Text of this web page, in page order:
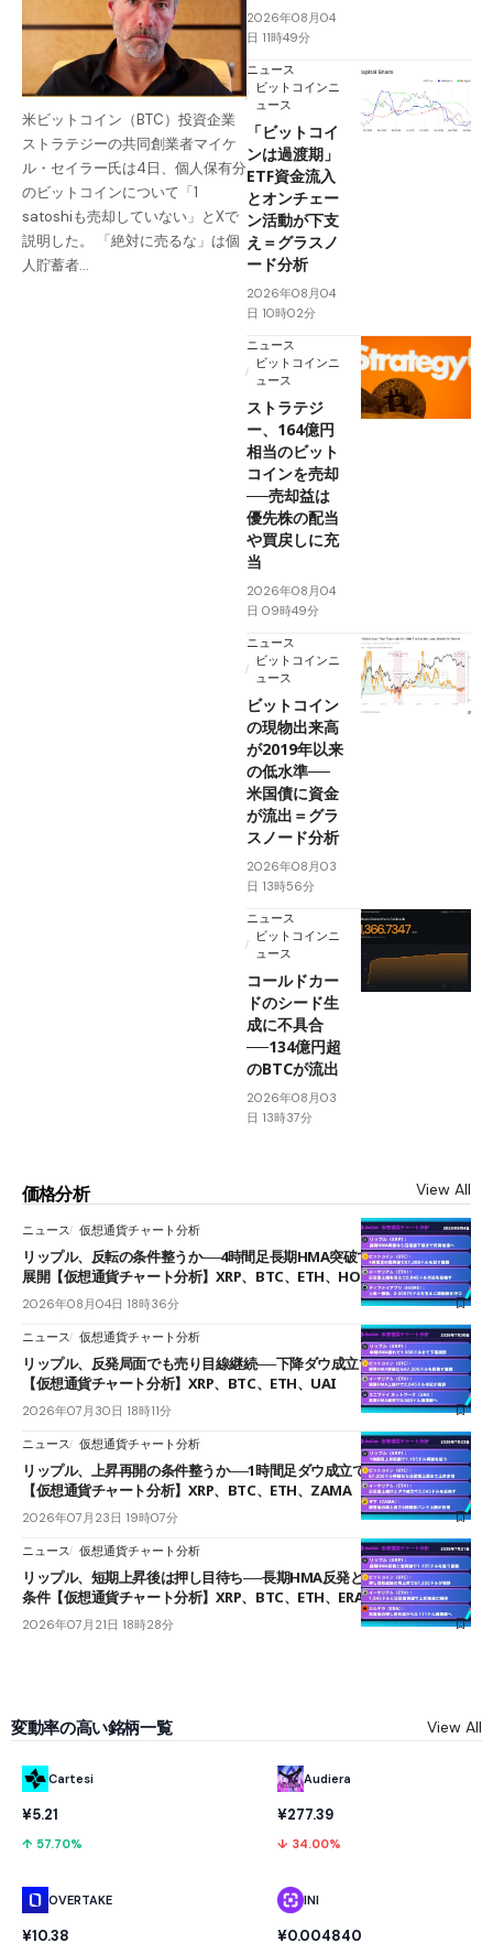
米ビットコイン（BTC）投資企業
ストラテジーの共同創業者マイケ
ル・セイラー氏は4日、個人保有分
のビットコインについて「1
satoshiも売却していない」とXで
説明した。 「絶対に売るな」は個
人貯蓄者…
2026年08月04
日 11時49分
ニュース
ビットコインニ
ュース
「ビットコイ
ンは過渡期」
ETF資金流入
とオンチェー
ン活動が下支
え＝グラスノ
ード分析
2026年08月04
日 10時02分
ニュース
ビットコインニ
ュース
ストラテジ
ー、164億円
相当のビット
コインを売却
──売却益は
優先株の配当
や買戻しに充
当
2026年08月04
日 09時49分
ニュース
ビットコインニ
ュース
ビットコイン
の現物出来高
が2019年以来
の低水準──
米国債に資金
が流出＝グラ
スノード分析
2026年08月03
日 13時56分
ニュース
ビットコインニ
ュース
コールドカー
ドのシード生
成に不具合
──134億円超
のBTCが流出
2026年08月03
日 13時37分
価格分析 View All
ニュース 仮想通貨チャート分析
リップル、反転の条件整うか──4時間足長期HMA突破で雲下端を目指す
展開【仮想通貨チャート分析】XRP、BTC、ETH、HOME
2026年08月04日 18時36分
ニュース 仮想通貨チャート分析
リップル、反発局面でも売り目線継続──下降ダウ成立で下値追う展開
【仮想通貨チャート分析】XRP、BTC、ETH、UAI
2026年07月30日 18時11分
ニュース 仮想通貨チャート分析
リップル、上昇再開の条件整うか──1時間足ダウ成立で1.185ドルを狙う
【仮想通貨チャート分析】XRP、BTC、ETH、ZAMA
2026年07月23日 19時07分
ニュース 仮想通貨チャート分析
リップル、短期上昇後は押し目待ち──長期HMA反発と雲上抜けが買い
条件【仮想通貨チャート分析】XRP、BTC、ETH、ERA
2026年07月21日 18時28分
変動率の高い銘柄一覧 View All
Cartesi
¥5.21
↑ 57.70%
OVERTAKE
¥10.38
Audiera
¥277.39
↓ 34.00%
INI
¥0.004840